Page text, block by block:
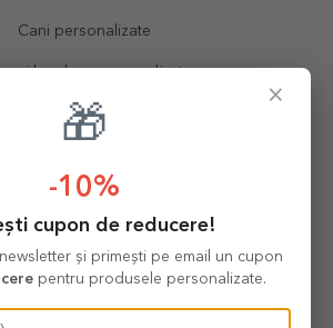
Cani personalizate
bumbac personalizate
Brelocuri personalizate
Ceasuri personalizate
Sorțuri personalizate
Perne personalizate
×
🎁
-10%
cupon de reducere!
și primești pe email un cupon
pentru produsele personalizate.